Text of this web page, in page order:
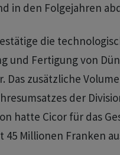
in den Folgejahren
die
und Fertigung von
Das zusätzliche
der
hatte Cicor für das
45 Millionen Franken